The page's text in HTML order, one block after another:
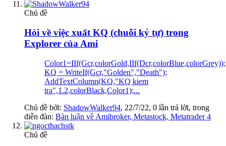
Chủ đề
Hỏi về việc xuất KQ (chuỗi ký tự) trong
Explorer của Ami
Color1=IIf(Gcr,colorGold,IIf(Dcr,colorBlue,colorGrey));
KQ = WriteIf(Gcr,"Golden","Death");
AddTextColumn(KQ,"KQ kiem
tra",1.2,colorBlack,Color1);...
Chủ đề bởi: ShadowWalker94, 22/7/22, 0 lần trả lời, trong
diễn đàn: Bàn luận về Amibroker, Metastock, Metatrader 4
Chủ đề